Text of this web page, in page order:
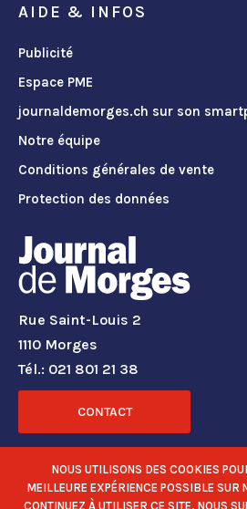
AIDE & INFOS
Publicité
Espace PME
journaldemorges.ch sur son
Notre équipe
Conditions générales de vente
Protection des données
Rue Saint-Louis 2
1110 Morges
Tél.: 021 801 21 38
CONTACT
RÉSEAUX SOCIAUX
NOUS UTILISONS DES COOKIES
MEILLEURE EXPÉRIENCE POSSIBLE SUR
CONTINUEZ À UTILISER CE SITE, NOUS